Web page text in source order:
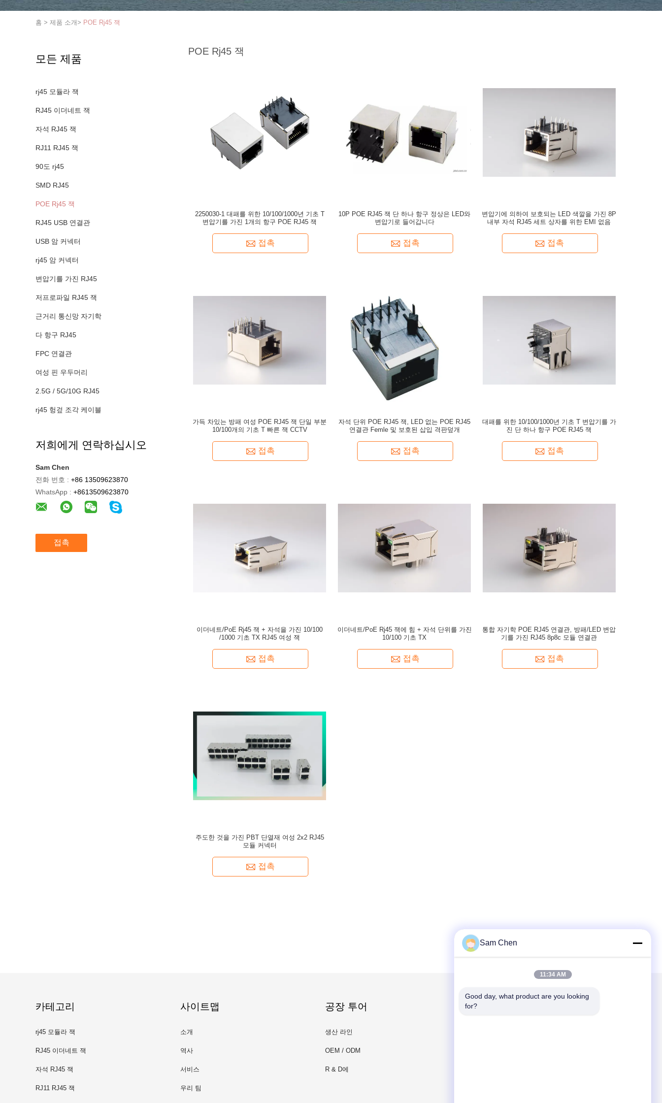
홈 > 제품 소개> POE Rj45 잭
모든 제품
rj45 모듈라 잭
RJ45 이더네트 잭
자석 RJ45 잭
RJ11 RJ45 잭
90도 rj45
SMD RJ45
POE Rj45 잭
RJ45 USB 연결관
USB 암 커넥터
rj45 암 커넥터
변압기를 가진 RJ45
저프로파일 RJ45 잭
근거리 통신망 자기학
다 항구 RJ45
FPC 연결관
여성 핀 우두머리
2.5G / 5G/10G RJ45
rj45 헝겊 조각 케이블
저희에게 연락하십시오
Sam Chen
전화 번호 : +86 13509623870
WhatsApp : +8613509623870
접촉
POE Rj45 잭
2250030-1 대패를 위한 10/100/1000년 기초 T
변압기를 가진 1개의 항구 POE RJ45 잭
접촉
10P POE RJ45 잭 단 하나 항구 정상은 LED와
변압기로 들어갑니다
접촉
변압기에 의하여 보호되는 LED 색깔을 가진 8P
내부 자석 RJ45 세트 상자를 위한 EMI 없음
접촉
가득 차있는 방패 여성 POE RJ45 잭 단일 부분
10/100개의 기초 T 빠른 잭 CCTV
접촉
자석 단위 POE RJ45 잭, LED 없는 POE RJ45
연결관 Femle 및 보호된 삽입 격판덮개
접촉
대패를 위한 10/100/1000년 기초 T 변압기를 가
진 단 하나 항구 POE RJ45 잭
접촉
이더네트/PoE Rj45 잭 + 자석을 가진 10/100
/1000 기초 TX RJ45 여성 잭
접촉
이더네트/PoE Rj45 잭에 힘 + 자석 단위를 가진
10/100 기초 TX
접촉
통합 자기학 POE RJ45 연결관, 방패/LED 변압
기를 가진 RJ45 8p8c 모듈 연결관
접촉
주도한 것을 가진 PBT 단열재 여성 2x2 RJ45
모듈 커넥터
접촉
카테고리
rj45 모듈라 잭
RJ45 이더네트 잭
자석 RJ45 잭
RJ11 RJ45 잭
사이트맵
소개
역사
서비스
우리 팀
공장 투어
생산 라인
OEM / ODM
R & D에
우리를 메일
Sam Chen
11:34 AM
Good day, what product are you looking
for?